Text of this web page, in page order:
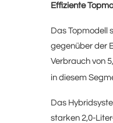
Effiziente
Das Topmodell
gegenüber der
Verbrauch von
in diesem
Das
starken 2,0-